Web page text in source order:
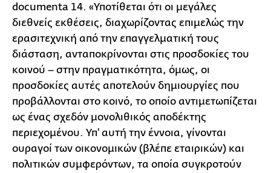
documenta 14. «Υποτίθεται ότι οι μεγάλες
διεθνείς εκθέσεις, διαχωρίζοντας επιμελώς την
ερασιτεχνική από την επαγγελματική τους
διάσταση, ανταποκρίνονται στις προσδοκίες του
κοινού – στην πραγματικότητα, όμως, οι
προσδοκίες αυτές αποτελούν δημιουργίες που
προβάλλονται στο κοινό, το οποίο αντιμετωπίζεται
ως ένας σχεδόν μονολιθικός αποδέκτης
περιεχομένου. Υπ' αυτή την έννοια, γίνονται
ουραγοί των οικονομικών (βλέπε εταιρικών) και
πολιτικών συμφερόντων, τα οποία συγκροτούν